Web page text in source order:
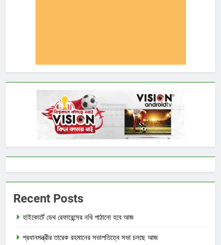
Recent Posts
হাইকোর্টে ডেথ রেফারেন্সের নথি পাঠানো হবে আজ
প্রধানমন্ত্রীর তারেক রহমানের সভাপতিত্বে সভা চলছে আজ